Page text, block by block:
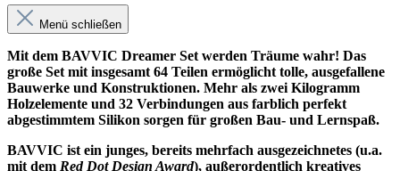
Menü schließen
Mit dem BAVVIC Dreamer Set werden Träume wahr! Das
große Set mit insgesamt 64 Teilen ermöglicht tolle, ausgefallene
Bauwerke und Konstruktionen. Mehr als zwei Kilogramm
Holzelemente und 32 Verbindungen aus farblich perfekt
abgestimmtem Silikon sorgen für großen Bau- und Lernspaß.
BAVVIC ist ein junges, bereits mehrfach ausgezeichnetes (u.a.
mit dem Red Dot Design Award), außerordentlich kreatives